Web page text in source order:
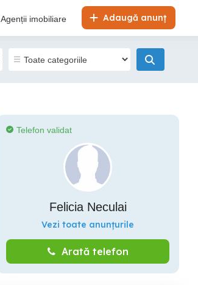
Adaugă anunț
Agenții imobiliare
Telefon validat
Felicia Neculai
Vezi toate anunțurile
Arată telefon